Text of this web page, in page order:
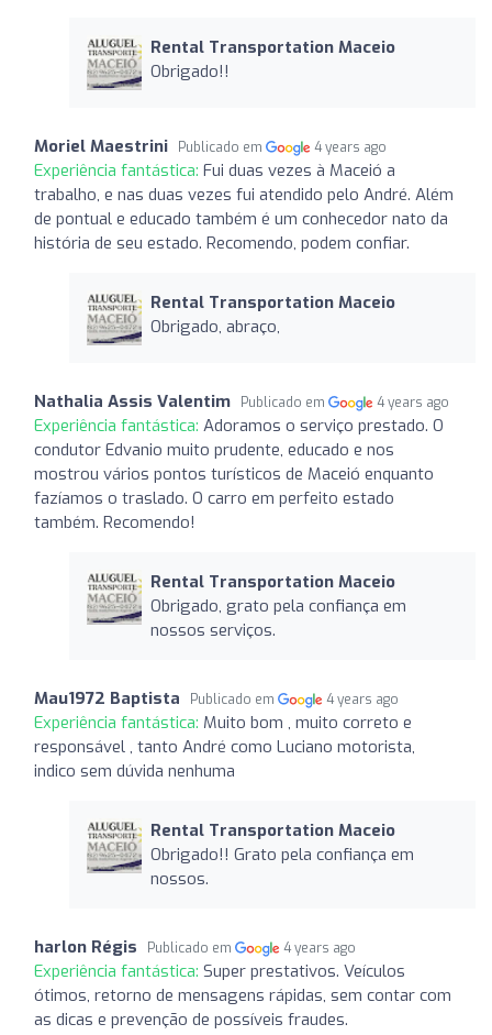
Rental Transportation Maceio
Obrigado!!
Moriel Maestrini Publicado em 4 years ago
Experiência fantástica: Fui duas vezes à Maceió a
trabalho, e nas duas vezes fui atendido pelo André. Além
de pontual e educado também é um conhecedor nato da
história de seu estado. Recomendo, podem confiar.
Rental Transportation Maceio
Obrigado, abraço,
Nathalia Assis Valentim Publicado em 4 years ago
Experiência fantástica: Adoramos o serviço prestado. O
condutor Edvanio muito prudente, educado e nos
mostrou vários pontos turísticos de Maceió enquanto
fazíamos o traslado. O carro em perfeito estado
também. Recomendo!
Rental Transportation Maceio
Obrigado, grato pela confiança em
nossos serviços.
Mau1972 Baptista Publicado em 4 years ago
Experiência fantástica: Muito bom , muito correto e
responsável , tanto André como Luciano motorista,
indico sem dúvida nenhuma
Rental Transportation Maceio
Obrigado!! Grato pela confiança em
nossos.
harlon Régis Publicado em 4 years ago
Experiência fantástica: Super prestativos. Veículos
ótimos, retorno de mensagens rápidas, sem contar com
as dicas e prevenção de possíveis fraudes.